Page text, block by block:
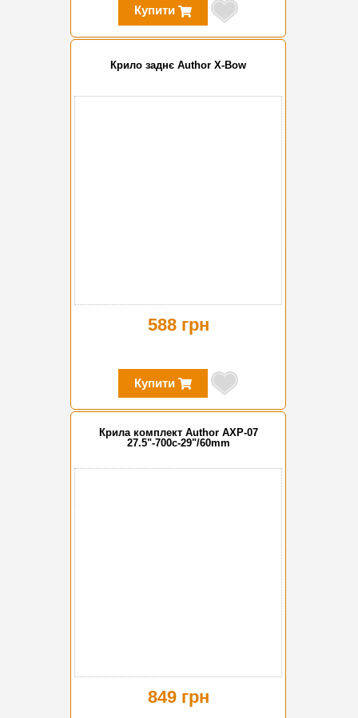
Купити
Крило заднє Author X-Bow
588 грн
Купити
Крила комплект Author AXP-07
27.5"-700c-29"/60mm
849 грн